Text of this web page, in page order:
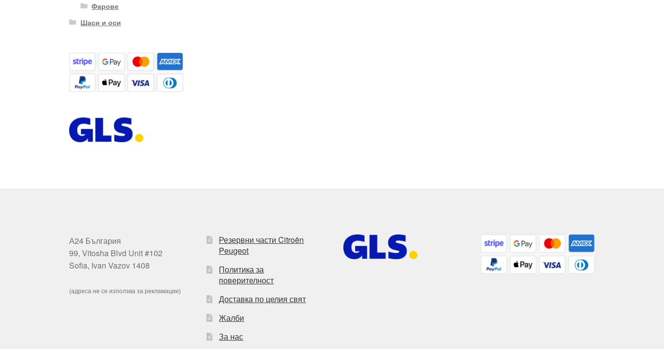
Фарове
Шаси и оси
А24 България
99, Vitosha Blvd Unit #102
Sofia, Ivan Vazov 1408
(адреса не се използва за рекламации)
Резервни части Citroën
Peugeot
Политика за
поверителност
Доставка по целия свят
Жалби
За нас